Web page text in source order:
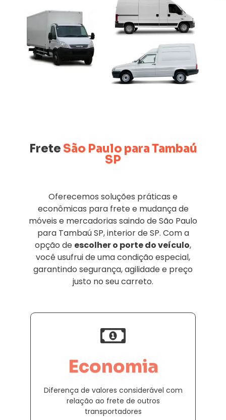
Frete São Paulo para Tambaú
SP
Oferecemos soluções práticas e
econômicas para frete e mudança de
móveis e mercadorias saindo de São Paulo
para Tambaú SP, interior de SP. Com a
opção de escolher o porte do veículo,
você usufrui de uma condição especial,
garantindo segurança, agilidade e preço
justo no seu carreto.
Economia
Diferença de valores considerável com
relação ao frete de outros
transportadores